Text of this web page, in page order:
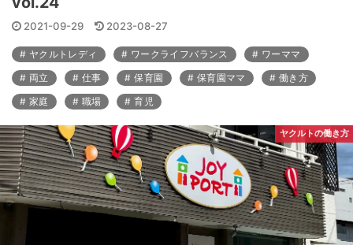
2021-09-29 2023-08-27
ヤクルトレディ ワークライフバランス
ワーママ
両立
仕事 保育園 保育園ママ
働き方
家庭
職場 育児
ヤクルトの働き方